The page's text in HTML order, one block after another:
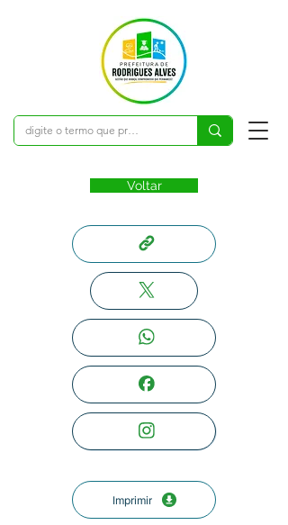
Voltar
Imprimir